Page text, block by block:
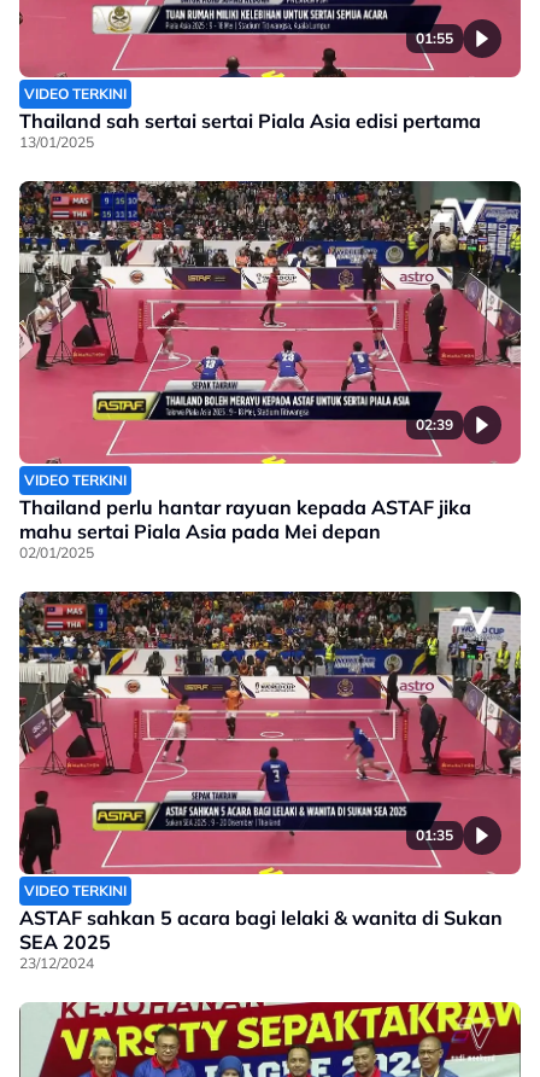
01:55
VIDEO TERKINI
Thailand sah sertai sertai Piala Asia edisi pertama
13/01/2025
02:39
VIDEO TERKINI
Thailand perlu hantar rayuan kepada ASTAF jika
mahu sertai Piala Asia pada Mei depan
02/01/2025
01:35
VIDEO TERKINI
ASTAF sahkan 5 acara bagi lelaki & wanita di Sukan
SEA 2025
23/12/2024